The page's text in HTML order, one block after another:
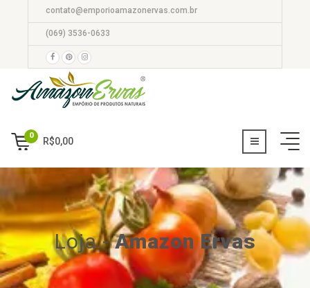
contato@emporioamazonervas.com.br
(069) 3536-0633
0
R$0,00
Loja -Amazon Ervas